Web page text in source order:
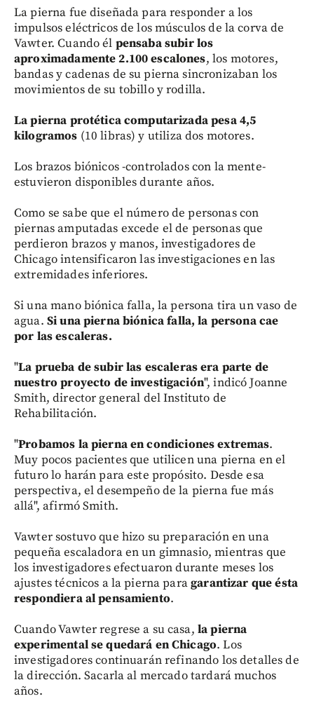
La pierna fue diseñada para responder a los
impulsos eléctricos de los músculos de la corva de
Vawter. Cuando él pensaba subir los
aproximadamente 2.100 escalones, los motores,
bandas y cadenas de su pierna sincronizaban los
movimientos de su tobillo y rodilla.
La pierna protética computarizada pesa 4,5
kilogramos (10 libras) y utiliza dos motores.
Los brazos biónicos -controlados con la mente-
estuvieron disponibles durante años.
Como se sabe que el número de personas con
piernas amputadas excede el de personas que
perdieron brazos y manos, investigadores de
Chicago intensificaron las investigaciones en las
extremidades inferiores.
Si una mano biónica falla, la persona tira un vaso de
agua. Si una pierna biónica falla, la persona cae
por las escaleras.
"La prueba de subir las escaleras era parte de
nuestro proyecto de investigación", indicó Joanne
Smith, director general del Instituto de
Rehabilitación.
"Probamos la pierna en condiciones extremas.
Muy pocos pacientes que utilicen una pierna en el
futuro lo harán para este propósito. Desde esa
perspectiva, el desempeño de la pierna fue más
allá", afirmó Smith.
Vawter sostuvo que hizo su preparación en una
pequeña escaladora en un gimnasio, mientras que
los investigadores efectuaron durante meses los
ajustes técnicos a la pierna paragarantizar que ésta
respondiera al pensamiento.
Cuando Vawter regrese a su casa, la pierna
experimental se quedará en Chicago. Los
investigadores continuarán refinando los detalles de
la dirección. Sacarla al mercado tardará muchos
años.